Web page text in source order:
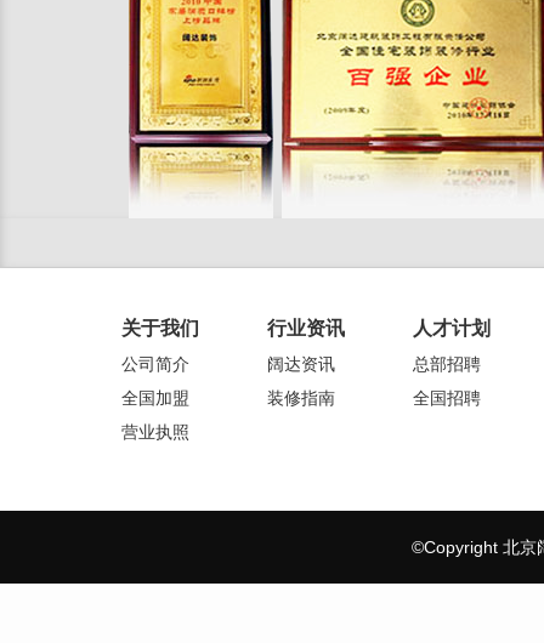
关于我们
公司简介
全国加盟
营业执照
行业资讯
阔达资讯
装修指南
人才计划
总部招聘
全国招聘
©Copyright 北京